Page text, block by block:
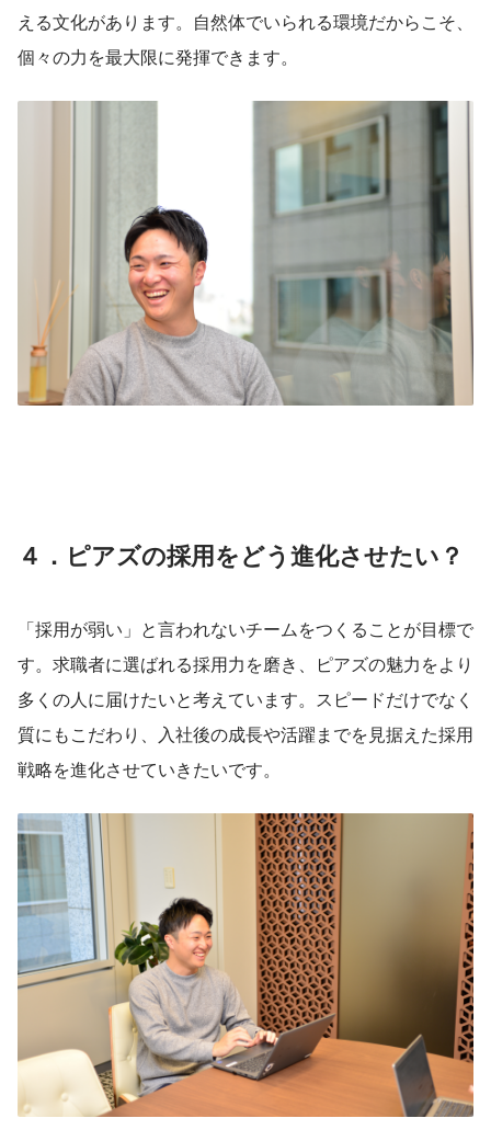
える文化があります。自然体でいられる環境だからこそ、
個々の力を最大限に発揮できます。
４．ピアズの採用をどう進化させたい？
「採用が弱い」と言われないチームをつくることが目標で
す。求職者に選ばれる採用力を磨き、ピアズの魅力をより
多くの人に届けたいと考えています。スピードだけでなく
質にもこだわり、入社後の成長や活躍までを見据えた採用
戦略を進化させていきたいです。